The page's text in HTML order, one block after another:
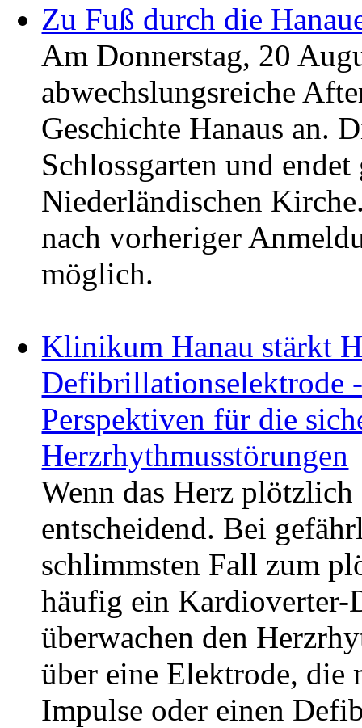
Zu Fuß durch die
Am Donnerstag, 20
abwechslungsreiche
Geschichte Hanaus an.
Schlossgarten und
Niederländischen
nach vorheriger
möglich.
Klinikum Hanau stärkt
Defibrillationselektrode
Perspektiven für die
Herzrhythmusstörungen
Wenn das Herz
entscheidend. Bei
schlimmsten Fall zum
häufig ein
überwachen den
über eine Elektrode, die
Impulse oder einen